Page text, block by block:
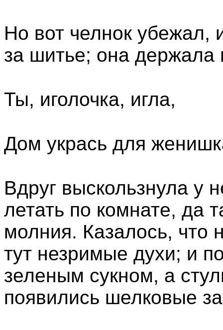
Но вот челнок убежал,
за шитье; она держала
Ты, иголочка, игла,
Дом укрась для
Вдруг выскользнула у
летать по комнате, да
молния. Казалось, что
тут незримые духи; и
зеленым сукном, а
появились шелковые